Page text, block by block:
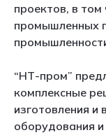
проектов, в том
промышленных
“НТ-пром”
комплексные
изготовления и
оборудования